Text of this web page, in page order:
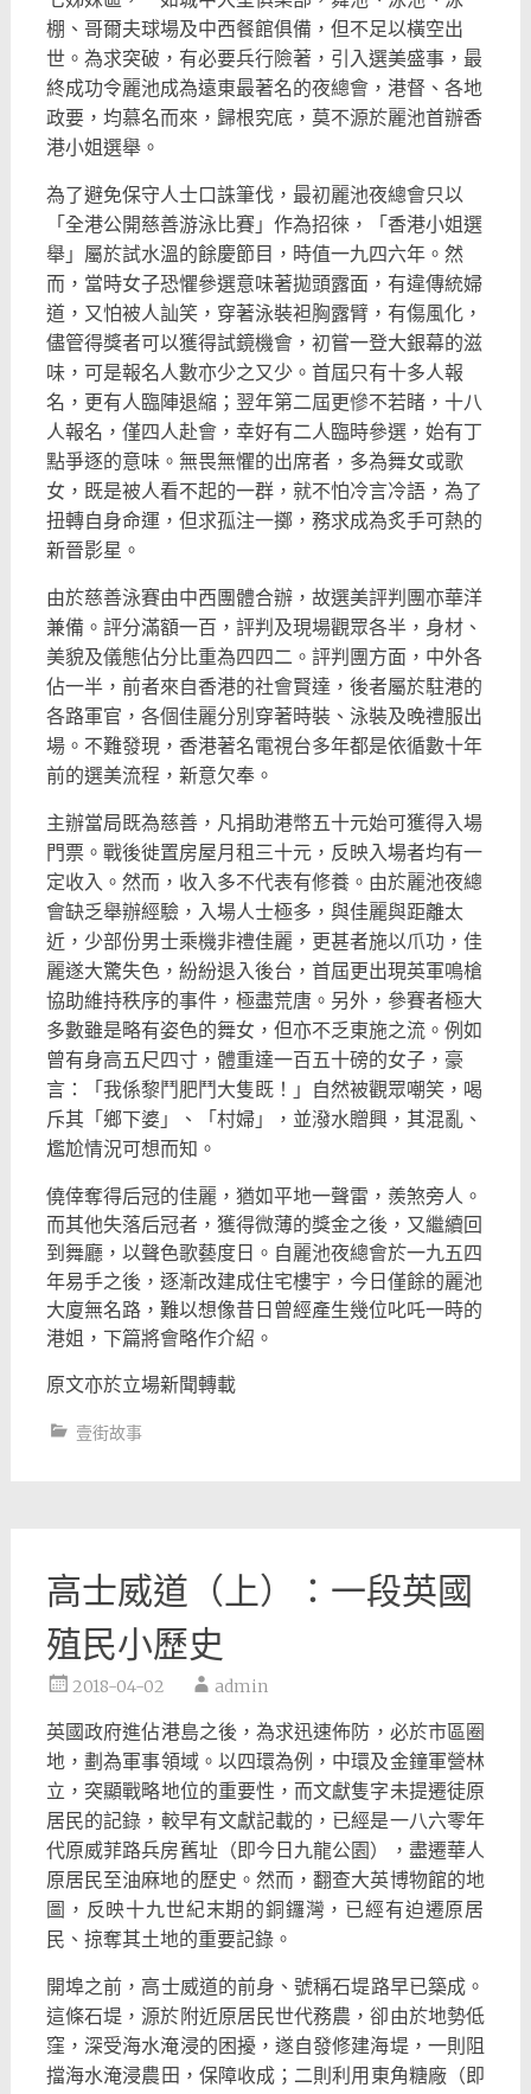
棚、哥爾夫球場及中西餐館俱備，但不足以橫空出
世。為求突破，有必要兵行險著，引入選美盛事，最
終成功令麗池成為遠東最著名的夜總會，港督、各地
政要，均慕名而來，歸根究底，莫不源於麗池首辦香
港小姐選舉。
為了避免保守人士口誅筆伐，最初麗池夜總會只以
「全港公開慈善游泳比賽」作為招徠，「香港小姐選
舉」屬於試水溫的餘慶節目，時值一九四六年。然
而，當時女子恐懼參選意味著拋頭露面，有違傳統婦
道，又怕被人訕笑，穿著泳裝袒胸露臂，有傷風化，
儘管得獎者可以獲得試鏡機會，初嘗一登大銀幕的滋
味，可是報名人數亦少之又少。首屆只有十多人報
名，更有人臨陣退縮；翌年第二屆更慘不若睹，十八
人報名，僅四人赴會，幸好有二人臨時參選，始有丁
點爭逐的意味。無畏無懼的出席者，多為舞女或歌
女，既是被人看不起的一群，就不怕冷言冷語，為了
扭轉自身命運，但求孤注一擲，務求成為炙手可熱的
新晉影星。
由於慈善泳賽由中西團體合辦，故選美評判團亦華洋
兼備。評分滿額一百，評判及現場觀眾各半，身材、
美貌及儀態佔分比重為四四二。評判團方面，中外各
佔一半，前者來自香港的社會賢達，後者屬於駐港的
各路軍官，各個佳麗分別穿著時裝、泳裝及晚禮服出
場。不難發現，香港著名電視台多年都是依循數十年
前的選美流程，新意欠奉。
主辦當局既為慈善，凡捐助港幣五十元始可獲得入場
門票。戰後徙置房屋月租三十元，反映入場者均有一
定收入。然而，收入多不代表有修養。由於麗池夜總
會缺乏舉辦經驗，入場人士極多，與佳麗與距離太
近，少部份男士乘機非禮佳麗，更甚者施以爪功，佳
麗遂大驚失色，紛紛退入後台，首屆更出現英軍鳴槍
協助維持秩序的事件，極盡荒唐。另外，參賽者極大
多數雖是略有姿色的舞女，但亦不乏東施之流。例如
曾有身高五尺四寸，體重達一百五十磅的女子，豪
言：「我係黎鬥肥鬥大隻既！」自然被觀眾嘲笑，喝
斥其「鄉下婆」、「村婦」，並潑水贈興，其混亂、
尷尬情況可想而知。
僥倖奪得后冠的佳麗，猶如平地一聲雷，羨煞旁人。
而其他失落后冠者，獲得微薄的獎金之後，又繼續回
到舞廳，以聲色歌藝度日。自麗池夜總會於一九五四
年易手之後，逐漸改建成住宅樓宇，今日僅餘的麗池
大廈無名路，難以想像昔日曾經產生幾位叱吒一時的
港姐，下篇將會略作介紹。
原文亦於立場新聞轉載
壹街故事
高士威道（上）：一段英國
殖民小歷史
2018-04-02 admin
英國政府進佔港島之後，為求迅速佈防，必於市區圈
地，劃為軍事領域。以四環為例，中環及金鐘軍營林
立， 突顯戰略地位的重要性，而文獻隻字未提遷徒原
居民的記錄， 較早有文獻記載的，已經是一八六零年
代原威菲路兵房舊址（ 即今日九龍公園），盡遷華人
原居民至油麻地的歷史。然而，翻查大英博物館的地
圖，反映十九世紀末期的銅鑼灣， 已經有迫遷原居
民、掠奪其土地的重要記錄。
開埠之前，高士威道的前身、號稱石堤路早已築成。
這條石堤，源於附近原居民世代務農，卻由於地勢低
窪，深受海水淹浸的困擾，遂自發修建海堤，一則阻
擋海水淹浸農田，保障收成； 二則利用東角糖廠（即